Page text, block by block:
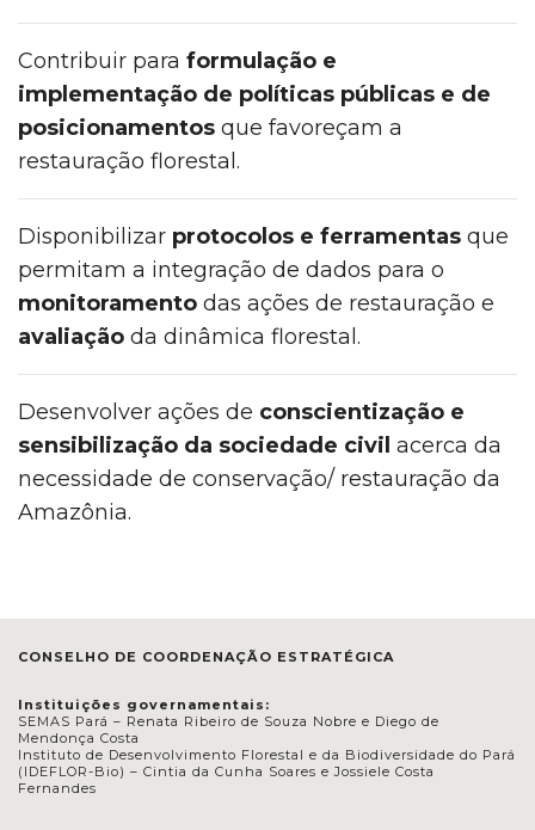
Contribuir para formulação e
implementação de políticas públicas e de
posicionamentos que favoreçam a
restauração florestal.
Disponibilizar protocolos e ferramentas que
permitam a integração de dados para o
monitoramento das ações de restauração e
avaliação da dinâmica florestal.
Desenvolver ações de conscientização e
sensibilização da sociedade civil acerca da
necessidade de conservação/ restauração da
Amazônia.
CONSELHO DE COORDENAÇÃO ESTRATÉGICA
Instituições governamentais:
SEMAS Pará – Renata Ribeiro de Souza Nobre e Diego de
Mendonça Costa
Instituto de Desenvolvimento Florestal e da Biodiversidade do Pará
(IDEFLOR-Bio) – Cintia da Cunha Soares e Jossiele Costa
Fernandes